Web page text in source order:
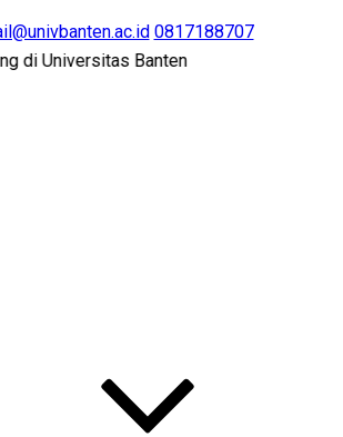
0817188707
di Universitas Banten